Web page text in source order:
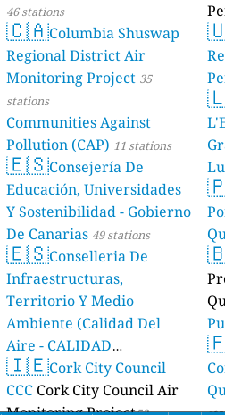
46 stations
🇨🇦Columbia Shuswap
Regional District Air
Monitoring Project 35
stations
Communities Against
Pollution (CAP) 11 stations
🇪🇸Consejería De
Educación, Universidades
Y Sostenibilidad - Gobierno
De Canarias 49 stations
🇪🇸Conselleria De
Infraestructuras,
Territorio Y Medio
Ambiente (Calidad Del
Aire - CALIDAD
AMBIENTAL) 23 stations
🇮🇪Cork City Council
CCC Cork City Council Air